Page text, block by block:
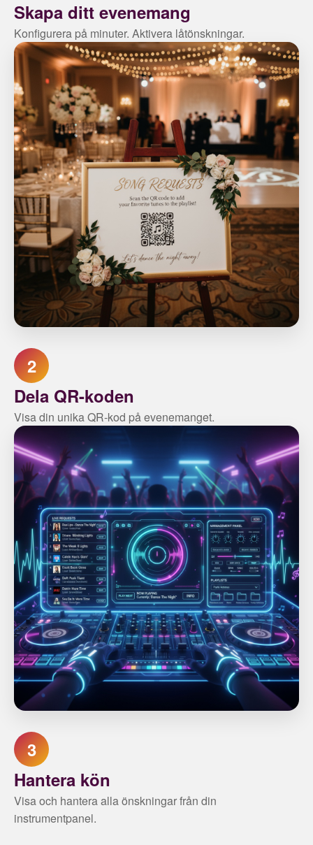
Skapa ditt evenemang
Konfigurera på minuter. Aktivera låtönskningar.
2
Dela QR-koden
Visa din unika QR-kod på evenemanget.
3
Hantera kön
Visa och hantera alla önskningar från din
instrumentpanel.